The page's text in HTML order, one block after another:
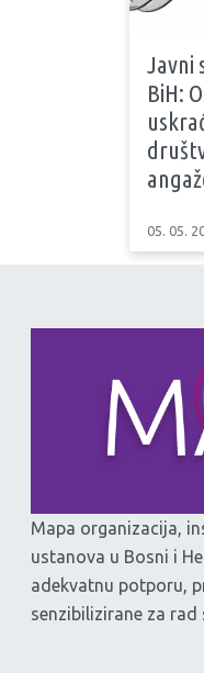
Javni
BiH:
05. 05.
Mapa organizacija,
ustanova u Bosni i
adekvatnu potporu,
senzibilizirane za rad